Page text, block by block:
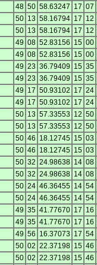
48 50 58.63247 17 07
50 13 58.16794 17 12
50 13 58.16794 17 12
49 08 52.83156 15 00
49 08 52.83156 15 00
49 23 36.79409 15 35
49 23 36.79409 15 35
49 17 50.93102 17 24
49 17 50.93102 17 24
50 13 57.33553 12 50
50 13 57.33553 12 50
50 46 18.12745 15 03
50 46 18.12745 15 03
50 32 24.98638 14 08
50 32 24.98638 14 08
50 24 46.36455 14 54
50 24 46.36455 14 54
49 35 41.77670 17 16
49 35 41.77670 17 16
49 56 16.37073 17 54
50 02 22.37198 15 46
50 02 22.37198 15 46